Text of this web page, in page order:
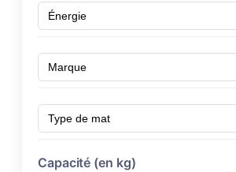
Capacité (en kg)